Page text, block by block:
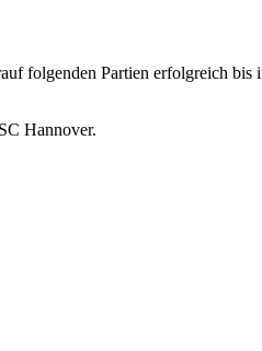
folgenden Partien erfolgreich
Hannover.